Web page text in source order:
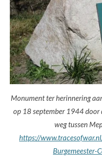
Monument ter herinnering
op 18 september 1944 door
weg tussen
https://
Burgemeester-